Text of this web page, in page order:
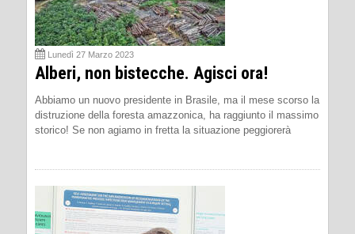
Lunedì 27 Marzo 2023
Alberi, non bistecche. Agisci ora!
Abbiamo un nuovo presidente in Brasile, ma il mese scorso la
distruzione della foresta amazzonica, ha raggiunto il massimo
storico! Se non agiamo in fretta la situazione peggiorerà